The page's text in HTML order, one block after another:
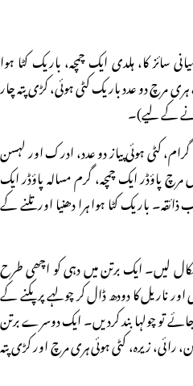
درمیانی سائز کا، ہلدی ایک چمچہ، باریک کٹا ہوا
مرچ دو عدد باریک کٹی ہوئی، کڑی پتہ چار
کے لیے)۔
پکوڑے تیار کرنے کے لیے: بیسن ۲۰۰ گرام، کٹی ہوئی پیاز دو عدد، ادرک اور لہسن
پاؤڈر ایک چمچہ، گرم مسالہ پاؤڈر ایک
باریک کٹا ہوا ہرا دھنیا اور تلنے کے
لیں۔ ایک برتن میں دہی کو اچھی طرح
ناریل کا دودھ ڈال کر چولہے پر پکنے کے
تو چولہا بند کردیں۔ ایک دوسرے برتن
رائی، زیرہ، کٹی ہوئی ہری مرچ اور کڑی پتہ